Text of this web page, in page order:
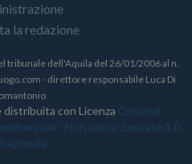
la redazione
tribunale dell'Aquila del 26/01/2006 al n.
- direttore responsabile Luca Di
con Licenza Creative
- Non opere derivate 4.0